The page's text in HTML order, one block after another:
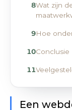
Wat zijn
Hoe
Conclusie
Een